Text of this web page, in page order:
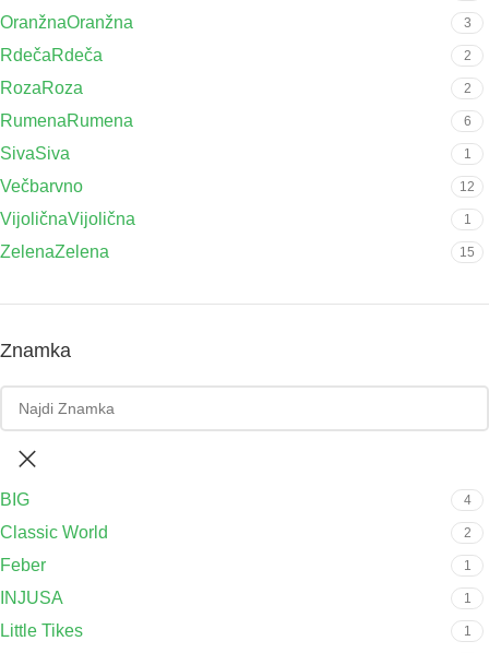
OranžnaOranžna 3
RdečaRdeča 2
RozaRoza 2
RumenaRumena 6
SivaSiva 1
Večbarvno 12
VijoličnaVijolična 1
ZelenaZelena 15
Znamka
BIG 4
Classic World 2
Feber 1
INJUSA 1
Little Tikes 1